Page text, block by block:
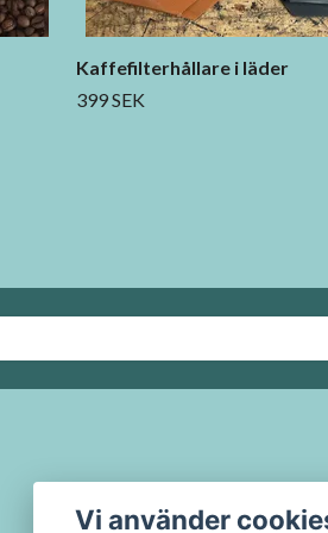
Kaffefilterhållare i läder
399 SEK
Vi använder